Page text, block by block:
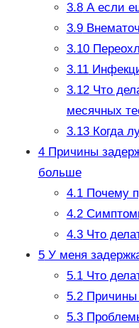
3.8А если
3.9
3.10
3.11
3.12Что
месячных
3.13Когда
4Причины
больше
4.1Почему
4.2
4.3Что
5У меня
5.1Что
5.2Причины
5.3